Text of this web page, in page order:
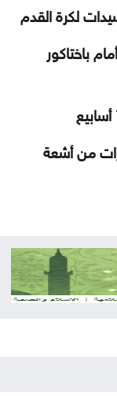
لكرة القدم
باختاكور
من أشعة
اليوم .. رابط الاستعلام